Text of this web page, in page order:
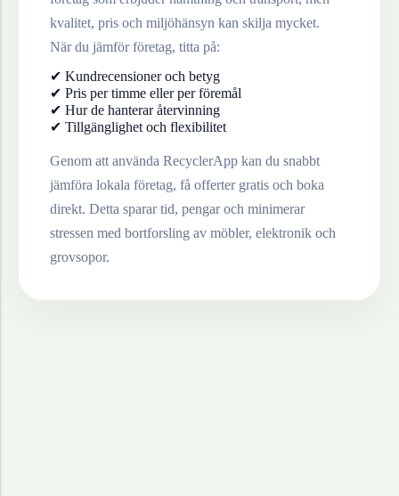
kvalitet, pris och miljöhänsyn kan skilja mycket.
När du jämför företag, titta på:
✔ Kundrecensioner och betyg
✔ Pris per timme eller per föremål
✔ Hur de hanterar återvinning
✔ Tillgänglighet och flexibilitet
Genom att använda RecyclerApp kan du snabbt
jämföra lokala företag, få offerter gratis och boka
direkt. Detta sparar tid, pengar och minimerar
stressen med bortforsling av möbler, elektronik och
grovsopor.